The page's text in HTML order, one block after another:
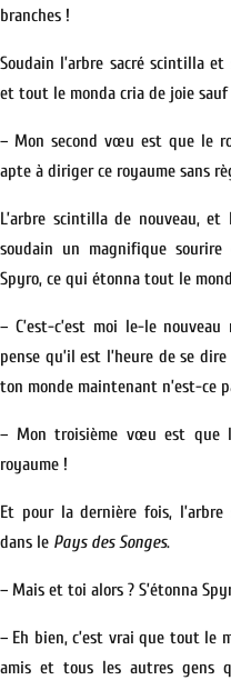
branches !
Soudain l’arbre sacré scintilla
et tout le monda cria de joie
– Mon second vœu est que le
apte à diriger ce royaume sans
L’arbre scintilla de nouveau,
soudain un magnifique
Spyro, ce qui étonna tout le
– C’est-c’est moi le-le
pense qu’il est l’heure de se
ton monde maintenant n’est-ce
– Mon troisième vœu est que
royaume !
Et pour la dernière fois,
dans le Pays des Songes.
– Mais et toi alors ? S’étonna
– Eh bien, c’est vrai que tout le
amis et tous les autres gens